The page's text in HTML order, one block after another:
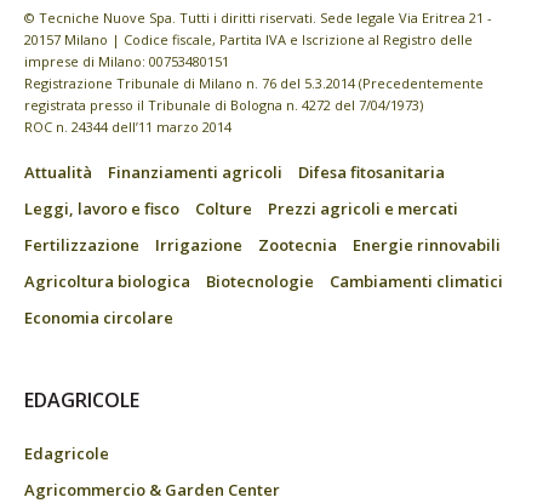
© Tecniche Nuove Spa. Tutti i diritti riservati. Sede legale Via Eritrea 21 -
20157 Milano | Codice fiscale, Partita IVA e Iscrizione al Registro delle
imprese di Milano: 00753480151
Registrazione Tribunale di Milano n. 76 del 5.3.2014 (Precedentemente
registrata presso il Tribunale di Bologna n. 4272 del 7/04/1973)
ROC n. 24344 dell’11 marzo 2014
Attualità Finanziamenti agricoli
Difesa fitosanitaria
Leggi, lavoro e fisco
Colture
Prezzi agricoli e mercati
Fertilizzazione
Irrigazione Zootecnia
Energie rinnovabili
Agricoltura biologica
Biotecnologie
Cambiamenti climatici
Economia circolare
EDAGRICOLE
Edagricole
Agricommercio & Garden Center